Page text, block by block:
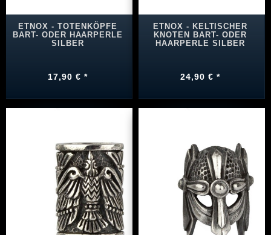
ETNOX - TOTENKÖPFE
BART- ODER HAARPERLE
SILBER
17,90 € *
ETNOX - KELTISCHER
KNOTEN BART- ODER
HAARPERLE SILBER
24,90 € *